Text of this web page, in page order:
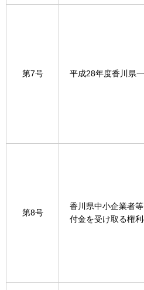
第7号 平成28年度香川県
第8号
香川県中小企業者
付金を受け取る権